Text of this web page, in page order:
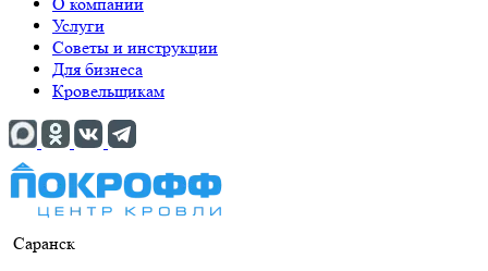
Услуги
Советы и инструкции
Для бизнеса
Кровельщикам
Саранск